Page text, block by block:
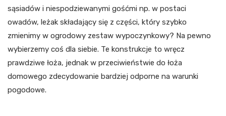
sąsiadów i niespodziewanymi gośćmi np. w postaci
owadów, leżak składający się z części, który szybko
zmienimy w ogrodowy zestaw wypoczynkowy? Na pewno
wybierzemy coś dla siebie. Te konstrukcje to wręcz
prawdziwe łoża, jednak w przeciwieństwie do łoża
domowego zdecydowanie bardziej odporne na warunki
pogodowe.